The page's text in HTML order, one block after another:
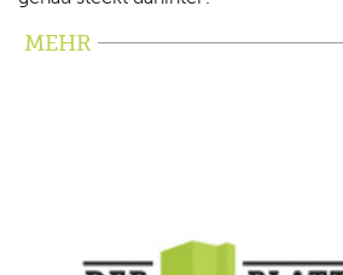
MEHR